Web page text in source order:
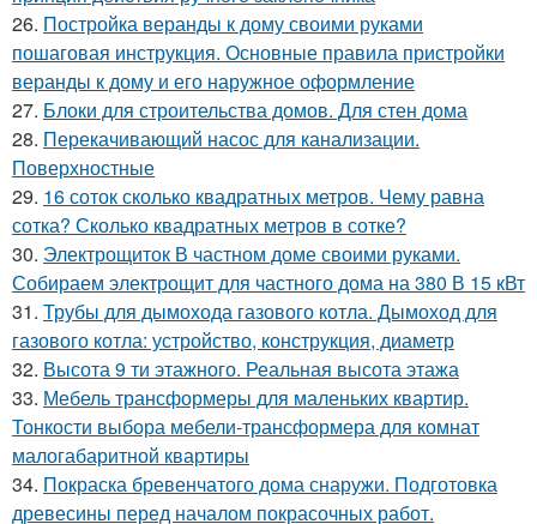
26. Постройка веранды к дому своими руками
пошаговая инструкция. Основные правила пристройки
веранды к дому и его наружное оформление
27. Блоки для строительства домов. Для стен дома
28. Перекачивающий насос для канализации.
Поверхностные
29. 16 соток сколько квадратных метров. Чему равна
сотка? Сколько квадратных метров в сотке?
30. Электрощиток В частном доме своими руками.
Собираем электрощит для частного дома на 380 В 15 кВт
31. Трубы для дымохода газового котла. Дымоход для
газового котла: устройство, конструкция, диаметр
32. Высота 9 ти этажного. Реальная высота этажа
33. Мебель трансформеры для маленьких квартир.
Тонкости выбора мебели-трансформера для комнат
малогабаритной квартиры
34. Покраска бревенчатого дома снаружи. Подготовка
древесины перед началом покрасочных работ.